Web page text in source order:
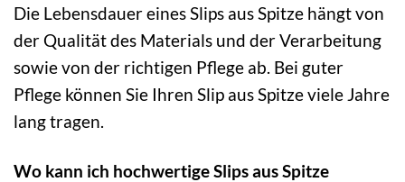
Die Lebensdauer eines Slips aus Spitze hängt von
der Qualität des Materials und der Verarbeitung
sowie von der richtigen Pflege ab. Bei guter
Pflege können Sie Ihren Slip aus Spitze viele Jahre
lang tragen.
Wo kann ich hochwertige Slips aus Spitze